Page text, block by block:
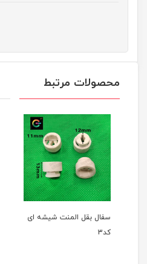
محصولات مرتبط
سفال بقل المنت شیشه ای
کد3